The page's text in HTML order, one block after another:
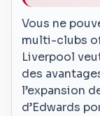
Vous ne
multi-clubs
Liverpool
des
l’expansion
d’Edwards